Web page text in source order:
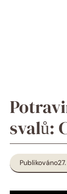
svalů:
Publikováno